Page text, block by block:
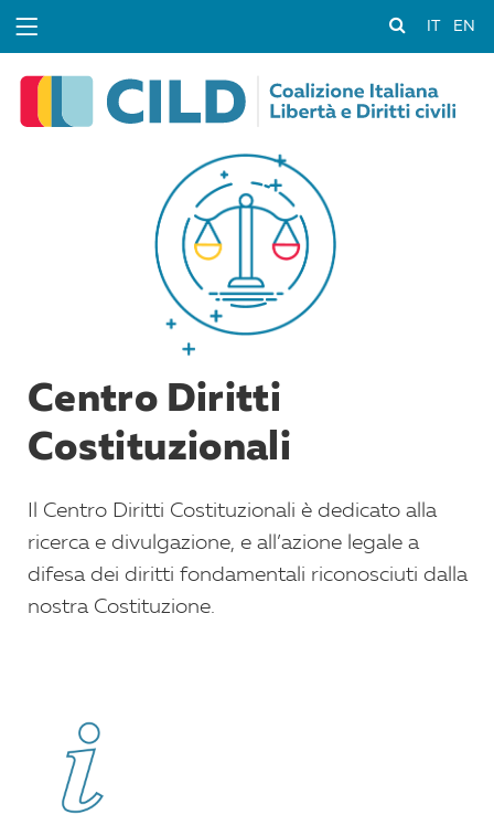
EN
Centro Diritti
Costituzionali
Il Centro Diritti Costituzionali è dedicato alla
ricerca e divulgazione, e all’azione legale a
difesa dei diritti fondamentali riconosciuti dalla
nostra Costituzione.